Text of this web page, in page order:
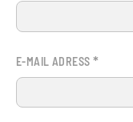
E-MAIL ADRESS*